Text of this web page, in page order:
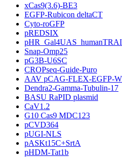
xCas9(3.6)-BE3
EGFP-Rubicon deltaCT
Cyto-roGFP
pREDSIX
Snap-Omp25
pG3B-U6SC
CROPseq-Guide-Puro
AAV pCAG-FLEX-EGFP-
Dendra2-Gamma-Tubulin-17
BASU RaPID plasmid
CaV1.2
G10 Cas9 MDC123
pCVD364
pUGI-NLS
pASKt15C+SrtA
pHDM-Tat1b